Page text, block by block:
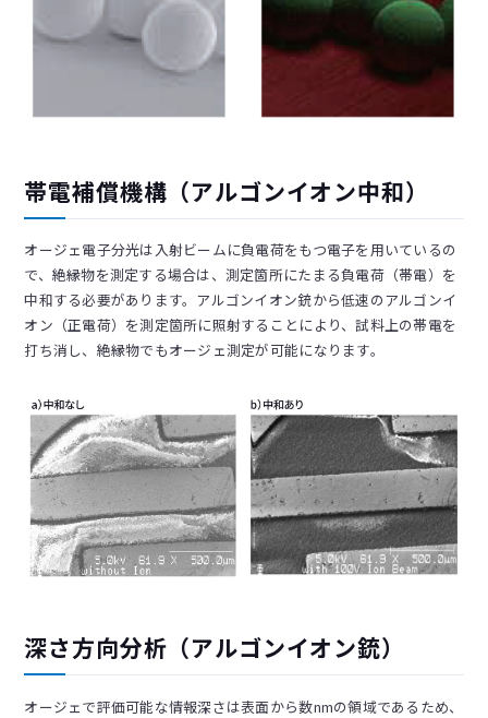
帯電補償機構（アルゴンイオン中和）
オージェ電子分光は入射ビームに負電荷をもつ電子を用いているの
で、絶縁物を測定する場合は、測定箇所にたまる負電荷（帯電）を
中和する必要があります。アルゴンイオン銃から低速のアルゴンイ
オン（正電荷）を測定箇所に照射することにより、試料上の帯電を
打ち消し、絶縁物でもオージェ測定が可能になります。
深さ方向分析（アルゴンイオン銃）
オージェで評価可能な情報深さは表面から数nmの領域であるため、